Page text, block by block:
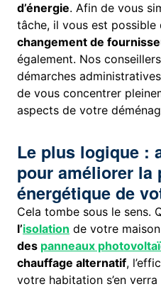
d’énergie. Afin de vous
tâche, il vous est possible
changement de
également. Nos
démarches
de vous concentrer
aspects de votre
Le plus logique :
pour améliorer la
énergétique de
Cela tombe sous le sens.
l’isolation de votre
des panneaux
chauffage alternatif,
votre habitation s’en